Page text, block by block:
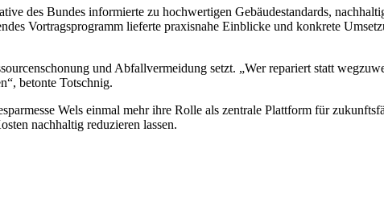
des Bundes informierte zu hochwertigen Gebäudestandards,
Vortragsprogramm lieferte praxisnahe Einblicke und konkrete
und Abfallvermeidung setzt. „Wer repariert statt
betonte Totschnig.
Wels einmal mehr ihre Rolle als zentrale Plattform für
nachhaltig reduzieren lassen.